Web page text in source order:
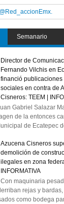
Semanario
Director de
Fernando Vilchis en
financió publicaciones
sociales en contra de
Cisneros: TEEM |
Gabriel Salazar
de la entonces
de Ecatepec
Azucena Cisneros
demolición de
ilegales en zona
INFORMATIVA
Con maquinaria
rejas y
como bodega